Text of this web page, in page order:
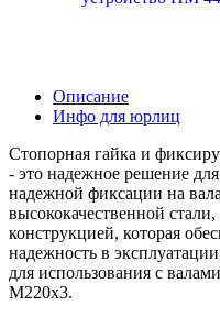
Описание
Инфо для юрлиц
Стопорная гайка и
- это надежное решение
надежной фиксации на
высококачественной
конструкцией, которая
надежность в
для использования с
M220x3.